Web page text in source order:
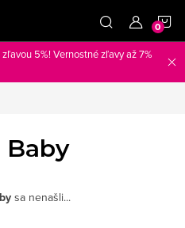
5%! Vernostné zľavy až 7%
Baby
sa nenašli...